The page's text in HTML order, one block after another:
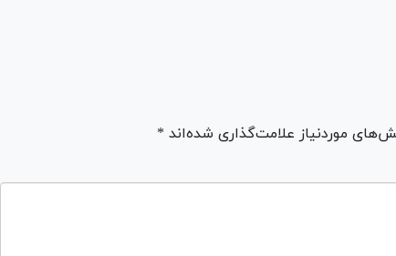
موردنیاز علامت‌گذاری شده‌اند *